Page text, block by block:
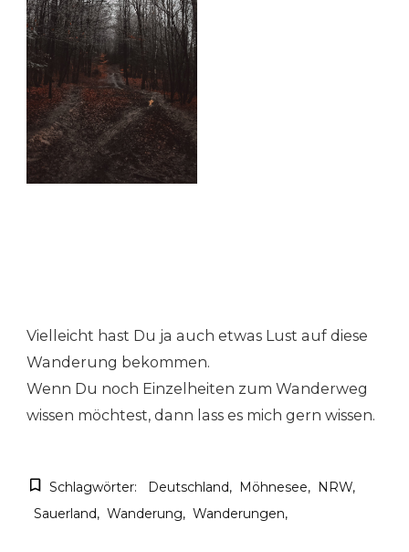
Vielleicht hast Du ja auch etwas Lust auf diese
Wanderung bekommen.
Wenn Du noch Einzelheiten zum Wanderweg
wissen möchtest, dann lass es mich gern wissen.
Schlagwörter: Deutschland Möhnesee
NRW
Sauerland
Wanderung Wanderungen